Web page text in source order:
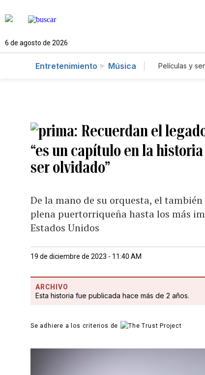
6 de agosto de 2026
Entretenimiento Música Películas y
Recuerdan el
“es un capítulo en la
ser olvidado”
De la mano de su orquesta, el
plena puertorriqueña hasta los más
Estados Unidos
19 de diciembre de 2023 - 11:40 AM
ARCHIVO
Esta historia fue publicada hace más de 2 años.
Se adhiere a los criterios de